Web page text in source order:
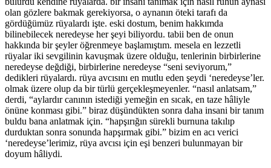
olan gözlere bakmak gerekiyorsa, o aynanın öteki tarafı da
gördüğümüz rüyalardı işte. eski dostum, benim hakkımda
bilinebilecek neredeyse her şeyi biliyordu. tabii ben de onun
hakkında bir şeyler öğrenmeye başlamıştım. mesela en lezzetli
rüyalar iki sevgilinin kavuşmak üzere olduğu, tenlerinin birbirlerine
neredeyse değdiği, birbirlerine neredeyse “seni seviyorum,”
dedikleri rüyalardı. rüya avcısını en mutlu eden şeydi ‘neredeyse’ler.
olmak üzere olup da bir türlü gerçekleşmeyenler. “nasıl anlatsam,”
derdi, “aylardır canının istediği yemeğin en sıcak, en taze hâliyle
önüne konması gibi.” biraz düşündükten sonra daha insani bir tanım
buldu bana anlatmak için. “hapşırığın sürekli burnuna takılıp
durduktan sonra sonunda hapşırmak gibi.” bizim en acı verici
‘neredeyse’lerimiz, rüya avcısı için eşi benzeri bulunmayan bir
doyum hâliydi.